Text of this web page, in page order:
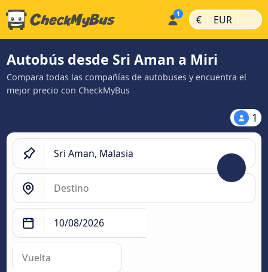
€ | EUR |
Autobús desde Sri Aman a Miri
Compara todas las compañías de autobuses y encuentra el
mejor precio con CheckMyBus
1